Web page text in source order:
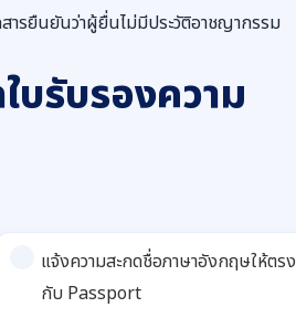
ารยืนยันว่าผู้ยื่นไม่มีประวัติอาชญากรรม
บรับรองความ
แจ้งความสะกดชื่อภาษาอังกฤษให้ตรง
กับ Passport